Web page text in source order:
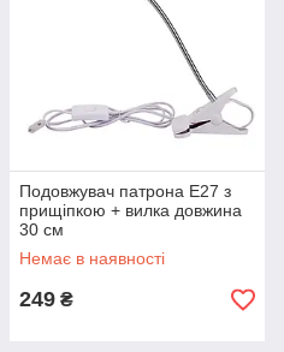
Подовжувач патрона Е27 з
прищіпкою + вилка довжина
30 см
Немає в наявності
249 ₴